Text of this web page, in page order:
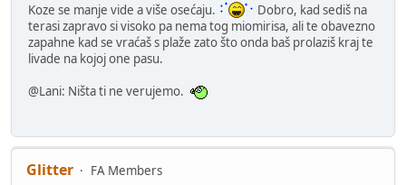
Koze se manje vide a više osećaju.
Dobro, kad sediš na
terasi zapravo si visoko pa nema tog miomirisa, ali te obavezno
zapahne kad se vraćaš s plaže zato što onda baš prolaziš kraj te
livade na kojoj one pasu.
@Lani: Ništa ti ne verujemo.
Glitter FA Members